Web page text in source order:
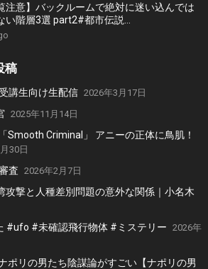
注意】バックルームで絶対に迷い込んでは
い階層3選 part2#都市伝説
#ホラー
稿
講生向け生配信 2026年3月17日
2025年11月14日
Smooth Criminal」 アニーの正体に鳥肌！
30日
査 2026年2月7日
攻撃と人種差別問題の意外な関係｜小名木
#ufo #未確認飛行物体 #ミステリー 2026年
ポリの男たち陰謀論がすごい【ナポリの男